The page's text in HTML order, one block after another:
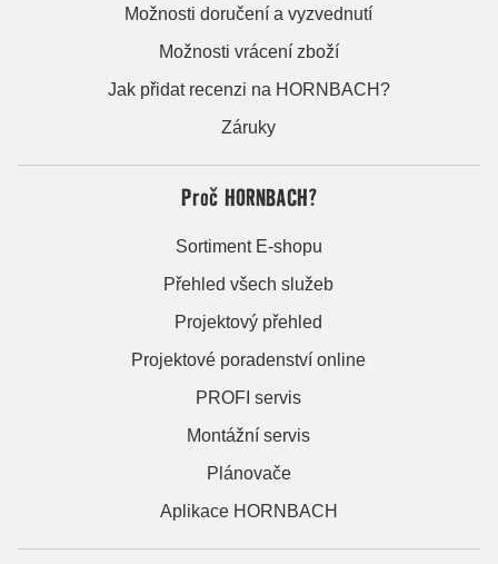
Možnosti doručení a vyzvednutí
Možnosti vrácení zboží
Jak přidat recenzi na HORNBACH?
Záruky
Proč HORNBACH?
Sortiment E-shopu
Přehled všech služeb
Projektový přehled
Projektové poradenství online
PROFI servis
Montážní servis
Plánovače
Aplikace HORNBACH